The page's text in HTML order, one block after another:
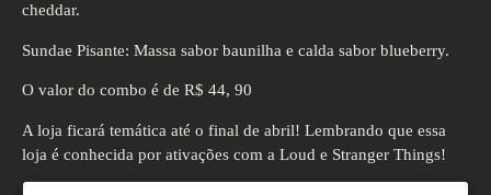
cheddar.
Sundae Pisante: Massa sabor baunilha e calda sabor blueberry.
O valor do combo é de R$ 44, 90
A loja ficará temática até o final de abril! Lembrando que essa
loja é conhecida por ativações com a Loud e Stranger Things!